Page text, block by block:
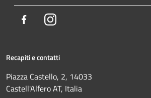
FacebookInstagram
Recapiti e contatti
Piazza Castello, 2, 14033
Castell'Alfero AT, Italia